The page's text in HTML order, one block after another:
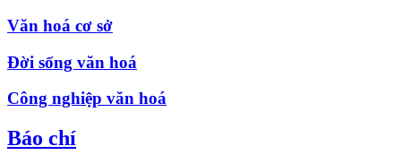
Văn hoá cơ sở
Đời sống văn hoá
Công nghiệp văn hoá
Báo chí